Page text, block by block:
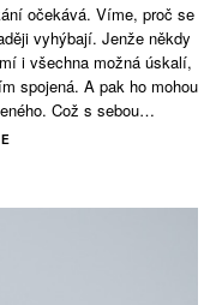
očekává. Víme, proč se
vyhýbají. Jenže někdy
i všechna možná úskalí,
spojená. A pak ho mohou
Což s sebou…